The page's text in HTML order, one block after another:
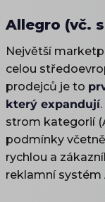
Allegro (vč.
Největší
celou
prodejců je to
který expandují
strom kategorií
podmínky
rychlou a
reklamní